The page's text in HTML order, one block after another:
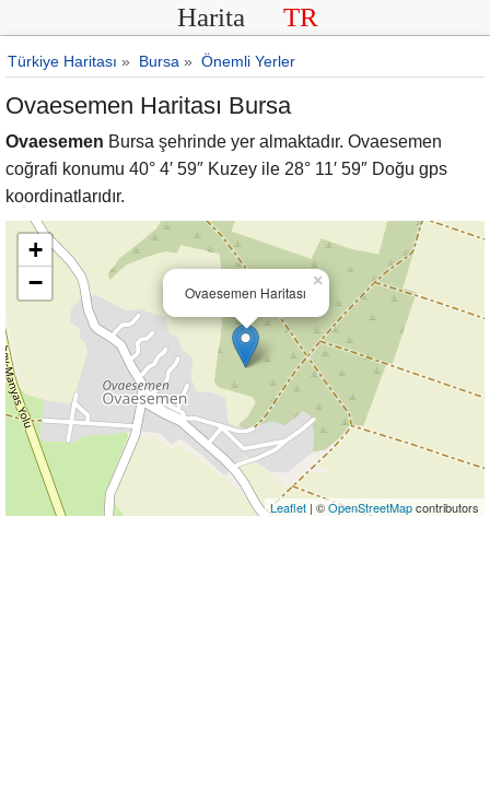
Harita TR
Türkiye Haritası » Bursa » Önemli Yerler
Ovaesemen Haritası Bursa
Ovaesemen Bursa şehrinde yer almaktadır. Ovaesemen
coğrafi konumu 40° 4′ 59″ Kuzey ile 28° 11′ 59″ Doğu gps
koordinatlarıdır.
Ovaesemen Haritası
×
+
−
Leaflet | ©OpenStreetMapcontributors